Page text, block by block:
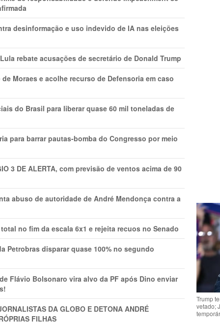
desinformação e uso indevido de IA nas eleições
rebate acusações de secretário de Donald Trump
Moraes e acolhe recurso de Defensoria em caso
do Brasil para liberar quase 60 mil toneladas de
para barrar pautas-bomba do Congresso por meio
3 DE ALERTA, com previsão de ventos acima de 90
abuso de autoridade de André Mendonça contra a
no fim da escala 6x1 e rejeita recuos no Senado
Petrobras disparar quase 100% no segundo
de Flávio Bolsonaro vira alvo da PF após Dino enviar
DA GLOBO E DETONA ANDRÉ
FILHAS
Trump
vetado;